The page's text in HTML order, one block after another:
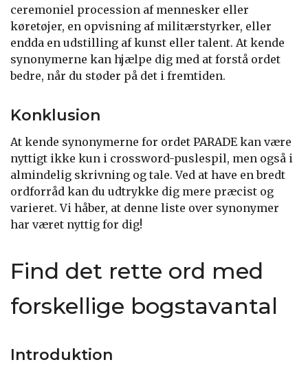
ceremoniel procession af mennesker eller
køretøjer, en opvisning af militærstyrker, eller
endda en udstilling af kunst eller talent. At kende
synonymerne kan hjælpe dig med at forstå ordet
bedre, når du støder på det i fremtiden.
Konklusion
At kende synonymerne for ordet PARADE kan være
nyttigt ikke kun i crossword-puslespil, men også i
almindelig skrivning og tale. Ved at have en bredt
ordforråd kan du udtrykke dig mere præcist og
varieret. Vi håber, at denne liste over synonymer
har været nyttig for dig!
Find det rette ord med
forskellige bogstavantal
Introduktion